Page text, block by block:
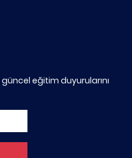
eğitim duyurularını